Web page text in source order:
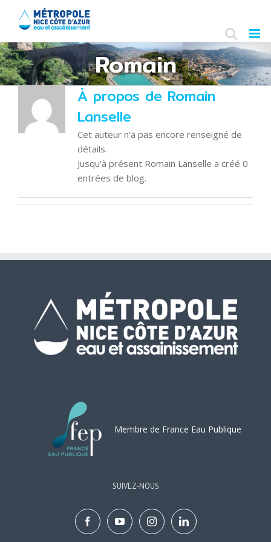
Romain
À propos de Romain
Lanselle
Cet auteur n'a pas encore renseigné de
détails.
Jusqu'à présent Romain Lanselle a créé 0
entrées de blog.
Membre de France Eau Publique
SUIVEZ-NOUS